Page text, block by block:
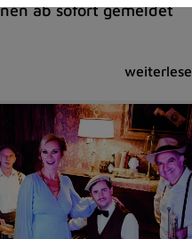
ab sofort gemeldet